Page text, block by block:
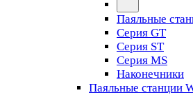
Паяльные
Серия GT
Серия ST
Серия MS
Наконечники
Паяльные станции